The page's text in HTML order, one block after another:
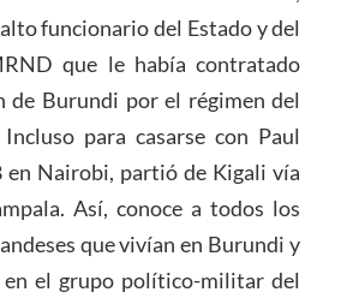
funcionario del Estado y del
que le había contratado
de Burundi por el régimen del
para casarse con Paul
en Nairobi, partió de Kigali vía
Así, conoce a todos los
que vivían en Burundi y
el grupo político-militar del